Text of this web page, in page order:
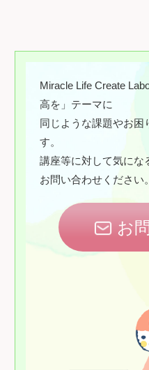
Miracle Life Create
高を」テーマに
同じような課題やお困
す。
講座等に対して気にな
お問い合わせください。
お